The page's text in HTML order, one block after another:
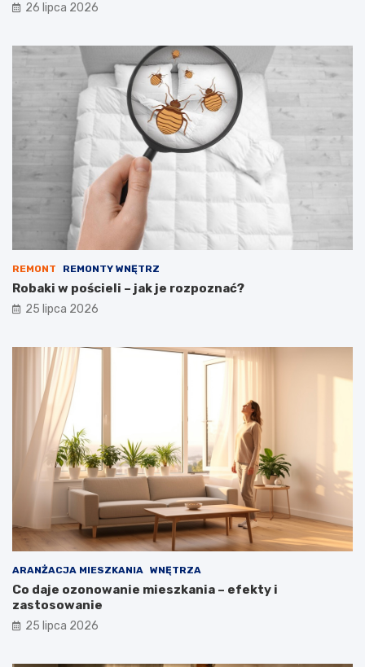
26 lipca 2026
REMONT REMONTY WNĘTRZ
Robaki w pościeli – jak je rozpoznać?
25 lipca 2026
ARANŻACJA MIESZKANIA WNĘTRZA
Co daje ozonowanie mieszkania – efekty i
zastosowanie
25 lipca 2026